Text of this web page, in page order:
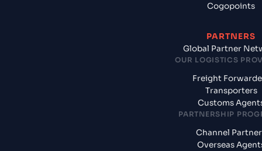
Cogopoints
PARTNERS
Global Partner
OUR LOGISTICS
Freight
Transporters
Customs
PARTNERSHIP
Channel
Overseas